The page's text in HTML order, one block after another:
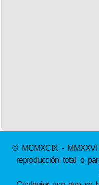
© MCMXCIX -
reproducción total o